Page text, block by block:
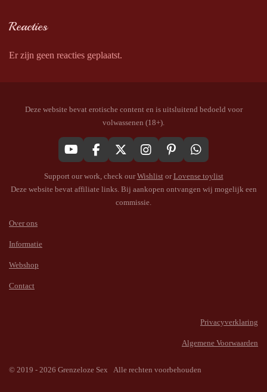
Reacties
Er zijn geen reacties geplaatst.
Deze website bevat erotische content en is uitsluitend bedoeld voor
volwassenen (18+).
Y
u
T
F
c
e
X
I
s
t
a
P
n
t
W
a
t
Support our work, check ourWishlist orLovense toylist
Deze website bevat affiliate links. Bij aankopen ontvangen wij mogelijk een
commissie.
Over ons
Informatie
Webshop
Contact
Privacyverklaring
Algemene Voorwaarden
© 2019 - 2026 Grenzeloze Sex Alle rechten voorbehouden